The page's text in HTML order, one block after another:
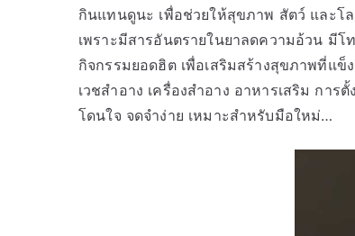
กินแทนดูนะ เพื่อช่วยให้สุขภาพ สัตว์ และโ
เพราะมีสารอันตรายในยาลดความอ้วน มีโ
กิจกรรมยอดฮิต เพื่อเสริมสร้างสุขภาพที่แ
เวชสำอาง เครื่องสำอาง อาหารเสริม กา
โดนใจ จดจำง่าย เหมาะสำหรับมือใหม่…